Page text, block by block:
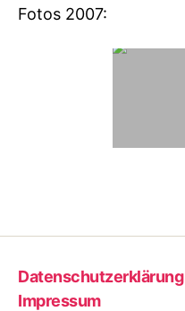
Fotos 2007:
Datenschutzerklärung
Impressum